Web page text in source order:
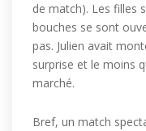
de match). Les filles
bouches se sont
pas. Julien avait
surprise et le moins
marché.
Bref, un match